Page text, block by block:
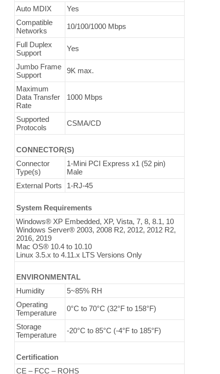
Auto MDIX
Yes
Compatible
Networks
10/100/1000 Mbps
Full Duplex
Support
Yes
Jumbo Frame
Support
9K max.
Maximum
Data Transfer
Rate
1000 Mbps
Supported
Protocols
CSMA/CD
CONNECTOR(S)
Connector
Type(s)
1-Mini PCI Express x1 (52 pin)
Male
External Ports
1-RJ-45
System Requirements
Windows® XP Embedded, XP, Vista, 7, 8, 8.1, 10
Windows Server® 2003, 2008 R2, 2012, 2012 R2,
2016, 2019
Mac OS® 10.4 to 10.10
Linux 3.5.x to 4.11.x LTS Versions Only
ENVIRONMENTAL
Humidity
5~85% RH
Operating
Temperature
0°C to 70°C (32°F to 158°F)
Storage
Temperature
-20°C to 85°C (-4°F to 185°F)
Certification
CE – FCC – ROHS